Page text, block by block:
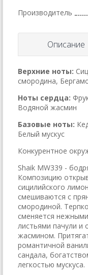
Производитель
Описание
Верхние ноты:
смородина,
Ноты сердца:
Водяной жасмин
Базовые ноты:
Белый мускус
Конкурентное
Shaik MW339 -
Композицию
сицилийского
смешиваются с
смородиной.
сменяется
листьями пачули
жасмином.
романтичной
сандала,
легкостью мускуса.